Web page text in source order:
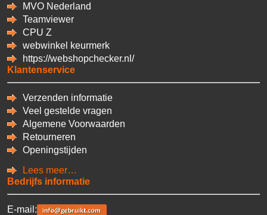
MVO Nederland
Teamviewer
CPU Z
webwinkel keurmerk
https://webshopchecker.nl/
Klantenservice
Verzenden informatie
Veel gestelde vragen
Algemene Voorwaarden
Retourneren
Openingstijden
Lees meer…
Bedrijfs informatie
E-mail: